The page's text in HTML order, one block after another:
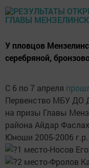
У пловцов
серебряной,
С 6 по 7 апреля
Первенство МБУ ДО
на призы Главы
района Айдар
Юноши 2005-2006 г.р.
1 место-Носов
2 место-Фролов